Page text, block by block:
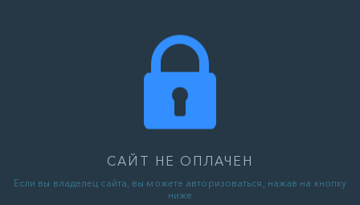
САЙТ НЕ ОПЛАЧЕН
Если вы владелец сайта, вы можете авторизоваться, нажав на кнопку
ниже